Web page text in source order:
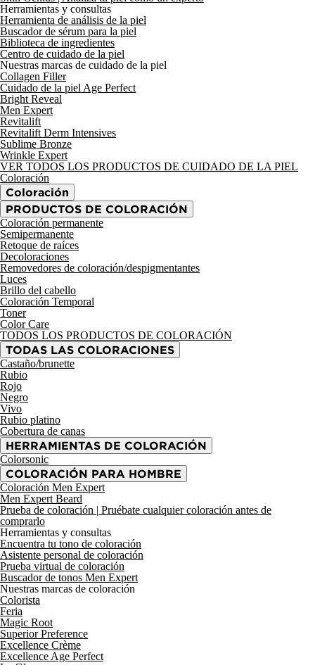
Herramientas y consultas
Herramienta de análisis de la piel
Buscador de sérum para la piel
Biblioteca de ingredientes
Centro de cuidado de la piel
Nuestras marcas de cuidado de la piel
Collagen Filler
Cuidado de la piel Age Perfect
Bright Reveal
Men Expert
Revitalift
Revitalift Derm Intensives
Sublime Bronze
Wrinkle Expert
VER TODOS LOS PRODUCTOS DE CUIDADO DE LA PIEL
Coloración
Coloración
PRODUCTOS DE COLORACIÓN
Coloración permanente
Semipermanente
Retoque de raíces
Decoloraciones
Removedores de coloración/despigmentantes
Luces
Brillo del cabello
Coloración Temporal
Toner
Color Care
TODOS LOS PRODUCTOS DE COLORACIÓN
TODAS LAS COLORACIONES
Castaño/brunette
Rubio
Rojo
Negro
Vivo
Rubio platino
Cobertura de canas
HERRAMIENTAS DE COLORACIÓN
Colorsonic
COLORACIÓN PARA HOMBRE
Coloración Men Expert
Men Expert Beard
Prueba de coloración | Pruébate cualquier coloración antes de
comprarlo
Herramientas y consultas
Encuentra tu tono de coloración
Asistente personal de coloración
Prueba virtual de coloración
Buscador de tonos Men Expert
Nuestras marcas de coloración
Colorista
Feria
Magic Root
Superior Preference
Excellence Crème
Excellence Age Perfect